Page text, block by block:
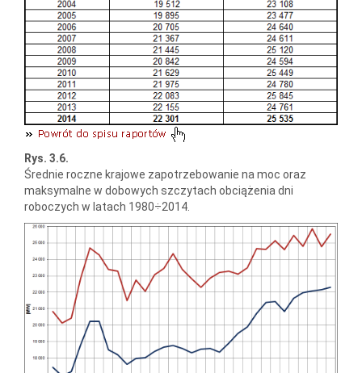
Rys. 3.6.
Średnie roczne krajowe zapotrzebowanie na moc oraz
maksymalne w dobowych szczytach obciążenia dni
roboczych w latach 1980÷2014.